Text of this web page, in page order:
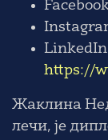
https://
Жаклина
лечи, је